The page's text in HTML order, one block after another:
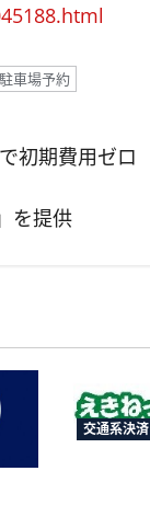
駐車場予約
初期費用ゼロ
を提供
交通系決済